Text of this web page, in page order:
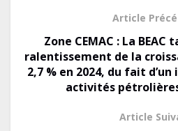
o
o
k
o
n
g
er
Article
Zone CEMAC : La
ralentissement de la
2,7 % en 2024, du fait
activités
Article